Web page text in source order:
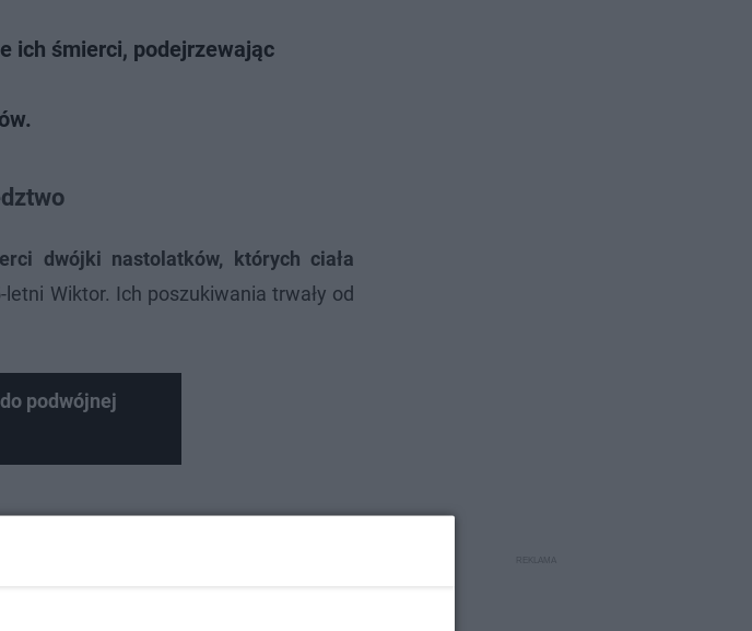
ich śmierci, podejrzewając
dwójki nastolatków, których ciała
Wiktor. Ich poszukiwania trwały od
podwójnej